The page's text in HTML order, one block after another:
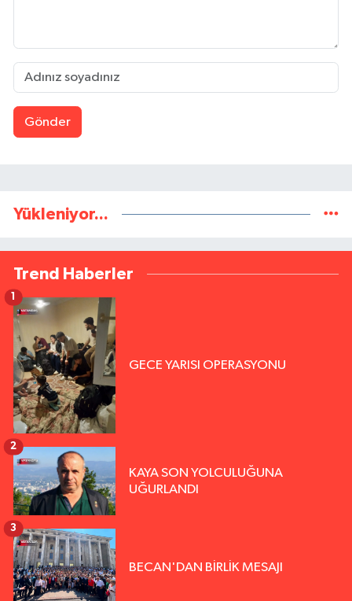
Gönder
Yükleniyor...
Trend Haberler
GECE YARISI OPERASYONU
KAYA SON YOLCULUĞUNA
UĞURLANDI
2
BECAN'DAN BİRLİK MESAJI
3